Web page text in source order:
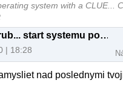
system with a CLUE...
Re: Grub... start systemu po upgrade...
| 18:28
nad poslednymi